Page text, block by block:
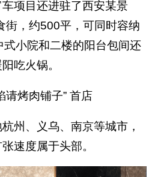
项目还进驻了西安某景
街，约500平，可同时容纳
小院和二楼的阳台包间还
吃火锅。
请烤肉铺子” 首店
州、义乌、南京等城市，
速度属于头部。